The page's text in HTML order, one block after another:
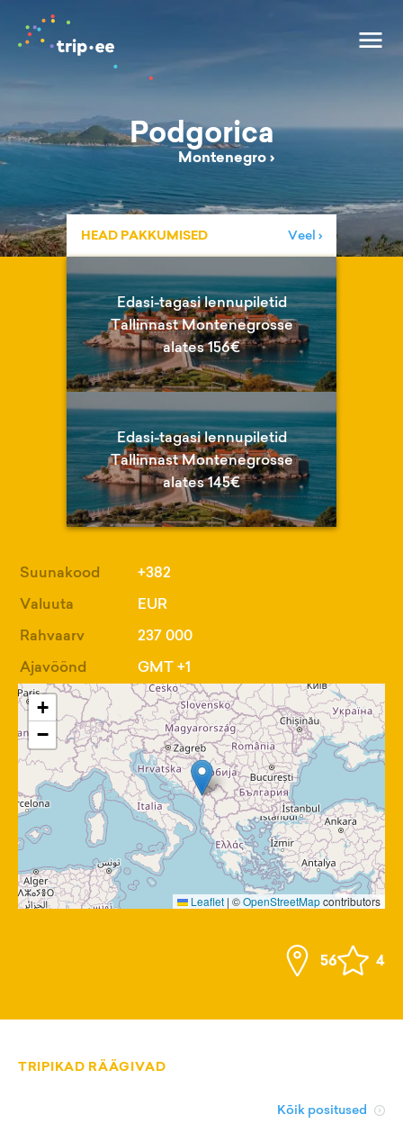
Podgorica
Montenegro›
HEAD PAKKUMISED Veel ›
Edasi-tagasi lennupiletid
Tallinnast Montenegrosse
alates 156€
Edasi-tagasi lennupiletid
Tallinnast Montenegrosse
alates 145€
Suunakood
+382
Valuuta
EUR
Rahvaarv
237 000
Ajavöönd
GMT +1
+
−
Leaflet | ©OpenStreetMapcontributors
56 4
TRIPIKAD RÄÄGIVAD
Kõik positused